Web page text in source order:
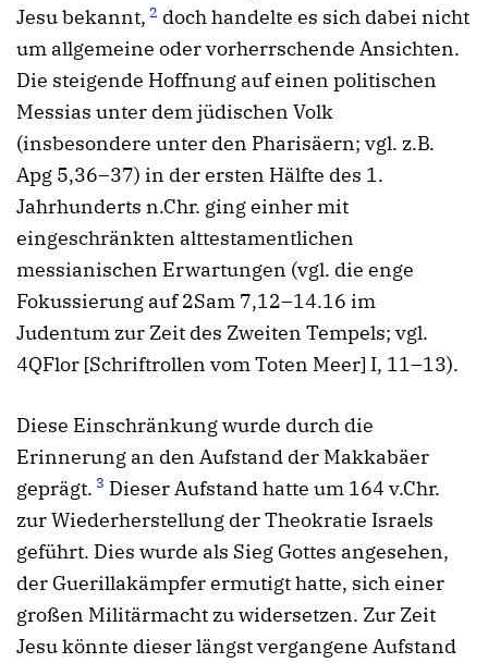
Jesu bekannt, 2 doch handelte es sich dabei nicht
um allgemeine oder vorherrschende Ansichten.
Die steigende Hoffnung auf einen politischen
Messias unter dem jüdischen Volk
(insbesondere unter den Pharisäern; vgl. z.B.
Apg 5,36–37) in der ersten Hälfte des 1.
Jahrhunderts n.Chr. ging einher mit
eingeschränkten alttestamentlichen
messianischen Erwartungen (vgl. die enge
Fokussierung auf 2Sam 7,12–14.16 im
Judentum zur Zeit des Zweiten Tempels; vgl.
4QFlor [Schriftrollen vom Toten Meer] I, 11–13).
Diese Einschränkung wurde durch die
Erinnerung an den Aufstand der Makkabäer
geprägt. 3 Dieser Aufstand hatte um 164 v.Chr.
zur Wiederherstellung der Theokratie Israels
geführt. Dies wurde als Sieg Gottes angesehen,
der Guerillakämpfer ermutigt hatte, sich einer
großen Militärmacht zu widersetzen. Zur Zeit
Jesu könnte dieser längst vergangene Aufstand